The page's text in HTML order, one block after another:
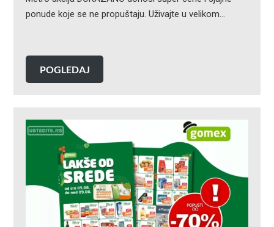
ponude koje se ne propuštaju. Uživajte u velikom…
POGLEDAJ